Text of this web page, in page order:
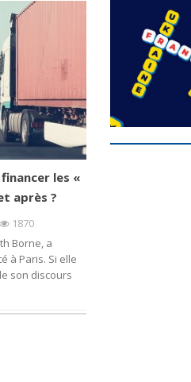
les «
après ?
1870
Borne, a
à Paris. Si elle
son discours
Mise à jour avril
2024
FEUILLETER